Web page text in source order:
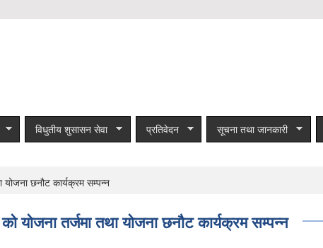
विधुतीय शुसासन सेवा प्रतिवेदन सूचना तथा जानकारी
छनौट कार्यक्रम सम्पन्न
तर्जमा तथा योजना छनौट कार्यक्रम सम्पन्न